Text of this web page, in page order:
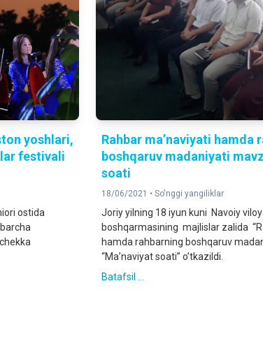
yoshlari,
festivali
ostida
Rаhbаr mа’nаviyati hаmdа
boshqаruv mаdаniyati
soati
18/06/2021 •So'nggi yangiliklar
Joriy yilning 18 iyun kuni Navoiy
boshqarmasining majlislar zalida
hаmdа rаhbаrning boshqаruv
“Maʼnaviyat soati” oʼtkazildi.
Batafsil ...